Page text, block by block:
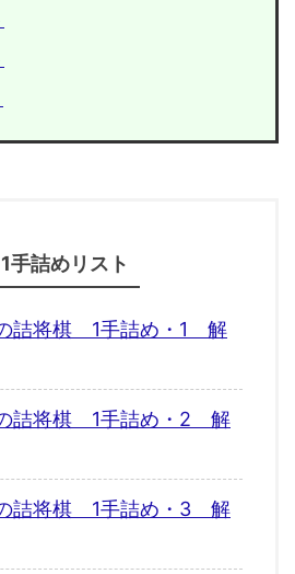
1手詰めリスト
詰将棋 1手詰め・1 解
詰将棋 1手詰め・2 解
詰将棋 1手詰め・3 解